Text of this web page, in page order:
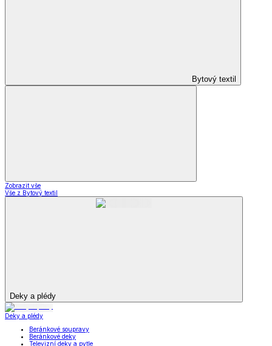
Bytový textil
Zobrazit vše
Vše z Bytový textil
Deky a plédy
Deky a plédy
Beránkové soupravy
Beránkové deky
Televizní deky a pytle